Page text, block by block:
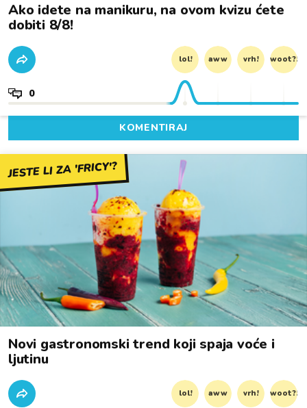
Ako idete na manikuru, na ovom kvizu ćete
dobiti 8/8!
lol! aww vrh! woot?!
0
KOMENTIRAJ
JESTE LI ZA 'FRICY'?
Novi gastronomski trend koji spaja voće i
ljutinu
lol! aww vrh! woot?!